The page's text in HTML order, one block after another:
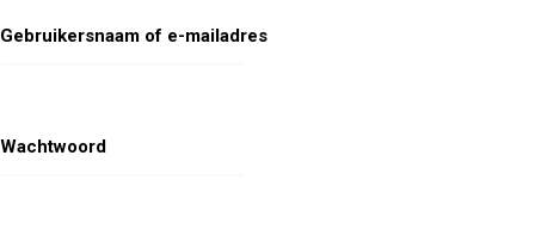
Gebruikersnaam of e-mailadres
Wachtwoord